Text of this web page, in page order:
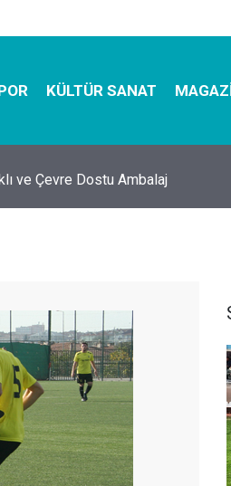
KÜLTÜR SANAT
ve Çevre Dostu Ambalaj